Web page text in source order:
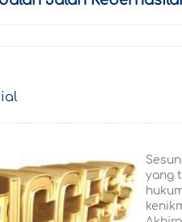
yang